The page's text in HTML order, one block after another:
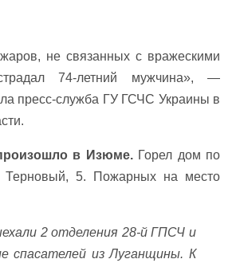
не связанных с вражескими
74-летний мужчина», —
пресс-служба ГУ ГСЧС Украины в
в Изюме.Горел дом по
Терновый, 5. Пожарных на место
2 отделения 28-й ГПСЧ и
спасателей из Луганщины. К